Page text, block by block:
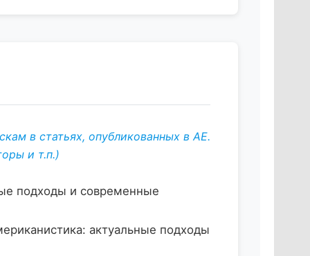
в статьях, опубликованных в АЕ.
и т.п.)
подходы и современные
актуальные подходы